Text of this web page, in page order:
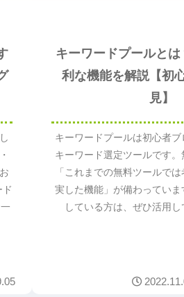
キーワードプールと
利な機能を解説【初
見】
キーワードプールは初心者
キーワード選定ツールです。
「これまでの無料ツールで
実した機能」が備わってい
している方は、ぜひ活用し